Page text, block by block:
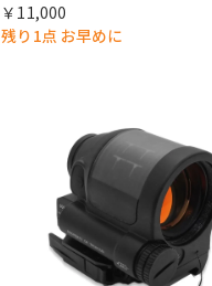
￥11,000
残り1点 お早めに